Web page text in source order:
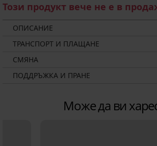
Този продукт вече не е в
ОПИСАНИЕ
ТРАНСПОРТ И ПЛАЩАНЕ
СМЯНА
ПОДДРЪЖКА И ПРАНЕ
Може да ви